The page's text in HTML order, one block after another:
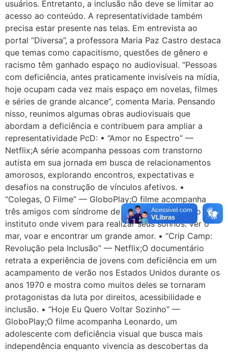
usuários. Entretanto, a inclusão não deve se limitar ao
acesso ao conteúdo. A representatividade também
precisa estar presente nas telas. Em entrevista ao
portal “Diversa”, a professora Maria Paz Castro destaca
que temas como capacitismo, questões de gênero e
racismo têm ganhado espaço no audiovisual. “Pessoas
com deficiência, antes praticamente invisíveis na mídia,
hoje ocupam cada vez mais espaço em novelas, filmes
e séries de grande alcance“, comenta Maria. Pensando
nisso, reunimos algumas obras audiovisuais que
abordam a deficiência e contribuem para ampliar a
representatividade PcD: • “Amor no Espectro” —
Netflix;A série acompanha pessoas com transtorno
autista em sua jornada em busca de relacionamentos
amorosos, explorando encontros, expectativas e
desafios na construção de vínculos afetivos. •
“Colegas, O Filme” — GloboPlay;O filme acompanha
três amigos com síndrome de down que fogem do
instituto onde vivem para realizar seus sonhos: ver o
mar, voar e encontrar um grande amor. • “Crip Camp:
Revolução pela Inclusão” — Netflix;O documentário
retrata a experiência de jovens com deficiência em um
acampamento de verão nos Estados Unidos durante os
anos 1970 e mostra como muitos deles se tornaram
protagonistas da luta por direitos, acessibilidade e
inclusão. • “Hoje Eu Quero Voltar Sozinho” —
GloboPlay;O filme acompanha Leonardo, um
adolescente com deficiência visual que busca mais
independência enquanto vivencia as descobertas da